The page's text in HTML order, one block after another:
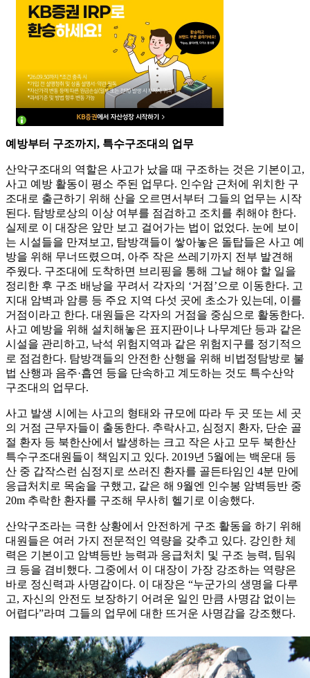
예방부터 구조까지, 특수구조대의 업무
산악구조대의 역할은 사고가 났을 때 구조하는 것은 기본이고,
사고 예방 활동이 평소 주된 업무다. 인수암 근처에 위치한 구
조대로 출근하기 위해 산을 오르면서부터 그들의 업무는 시작
된다. 탐방로상의 이상 여부를 점검하고 조치를 취해야 한다.
실제로 이 대장은 앞만 보고 걸어가는 법이 없었다. 눈에 보이
는 시설들을 만져보고, 탐방객들이 쌓아놓은 돌탑들은 사고 예
방을 위해 무너뜨렸으며, 아주 작은 쓰레기까지 전부 발견해
주웠다. 구조대에 도착하면 브리핑을 통해 그날 해야 할 일을
정리한 후 구조 배낭을 꾸려서 각자의 ‘거점’으로 이동한다. 고
지대 암벽과 암릉 등 주요 지역 다섯 곳에 초소가 있는데, 이를
거점이라고 한다. 대원들은 각자의 거점을 중심으로 활동한다.
사고 예방을 위해 설치해놓은 표지판이나 나무계단 등과 같은
시설을 관리하고, 낙석 위험지역과 같은 위험지구를 정기적으
로 점검한다. 탐방객들의 안전한 산행을 위해 비법정탐방로 불
법 산행과 음주·흡연 등을 단속하고 계도하는 것도 특수산악
구조대의 업무다.
사고 발생 시에는 사고의 형태와 규모에 따라 두 곳 또는 세 곳
의 거점 근무자들이 출동한다. 추락사고, 심정지 환자, 단순 골
절 환자 등 북한산에서 발생하는 크고 작은 사고 모두 북한산
특수구조대원들이 책임지고 있다. 2019년 5월에는 백운대 등
산 중 갑작스런 심정지로 쓰러진 환자를 골든타임인 4분 만에
응급처치로 목숨을 구했고, 같은 해 9월엔 인수봉 암벽등반 중
20m 추락한 환자를 구조해 무사히 헬기로 이송했다.
산악구조라는 극한 상황에서 안전하게 구조 활동을 하기 위해
대원들은 여러 가지 전문적인 역량을 갖추고 있다. 강인한 체
력은 기본이고 암벽등반 능력과 응급처치 및 구조 능력, 팀워
크 등을 겸비했다. 그중에서 이 대장이 가장 강조하는 역량은
바로 정신력과 사명감이다. 이 대장은 “누군가의 생명을 다루
고, 자신의 안전도 보장하기 어려운 일인 만큼 사명감 없이는
어렵다”라며 그들의 업무에 대한 뜨거운 사명감을 강조했다.